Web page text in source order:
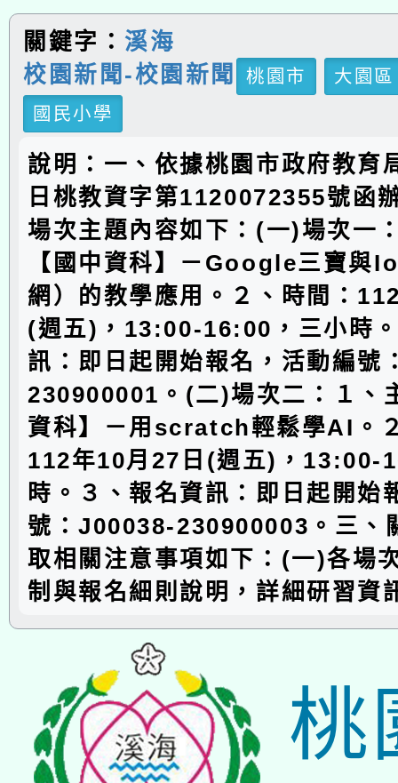
關鍵字： 溪海
校園新聞-校園新聞
桃園市
大園區
國民小學
說明：一、依據桃園市政府教育
日桃教資字第1120072355號函
場次主題內容如下：(一)場次一
【國中資科】－Google三寶與
網）的教學應用。２、時間：
(週五)，13:00-16:00，三小時
訊：即日起開始報名，活動編號
230900001。(二)場次二：１、
資科】－用scratch輕鬆學AI。
112年10月27日(週五)，13:00-
時。３、報名資訊：即日起開始
號：J00038-230900003。三、
取相關注意事項如下：(一)各場
制與報名細則說明，詳細研習資
桃